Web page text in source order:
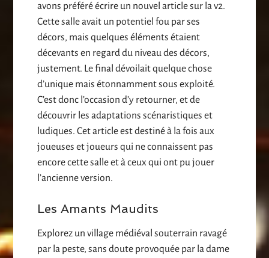
avons préféré écrire un nouvel article sur la v2.
Cette salle avait un potentiel fou par ses
décors, mais quelques éléments étaient
décevants en regard du niveau des décors,
justement. Le final dévoilait quelque chose
d’unique mais étonnamment sous exploité.
C’est donc l’occasion d’y retourner, et de
découvrir les adaptations scénaristiques et
ludiques. Cet article est destiné à la fois aux
joueuses et joueurs qui ne connaissent pas
encore cette salle et à ceux qui ont pu jouer
l’ancienne version.
Les Amants Maudits
Explorez un village médiéval souterrain ravagé
par la peste, sans doute provoquée par la dame